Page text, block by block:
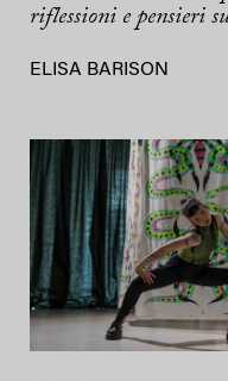
riflessioni e pensieri
ELISA BARISON